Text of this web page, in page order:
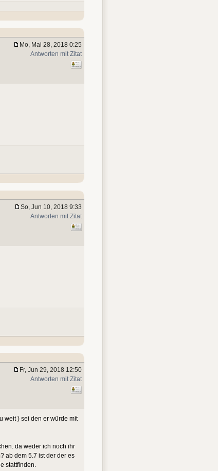
Mo, Mai 28, 2018 0:25
Antworten mit Zitat
So, Jun 10, 2018 9:33
Antworten mit Zitat
Fr, Jun 29, 2018 12:50
Antworten mit Zitat
weit ) sei den er würde mit
da weder ich noch ihr
ab dem 5.7 ist der der es
stattfinden.